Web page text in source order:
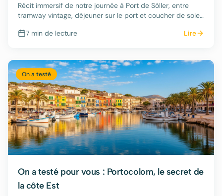
Récit immersif de notre journée à Port de Sóller, entre
tramway vintage, déjeuner sur le port et coucher de soleil
7 min de lecture Lire
On a testé
On a testé pour vous : Portocolom, le secret de
la côte Est